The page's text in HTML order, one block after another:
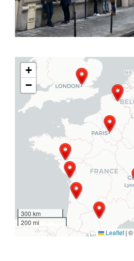
+
−
300 km
200 mi
Leaflet | ©